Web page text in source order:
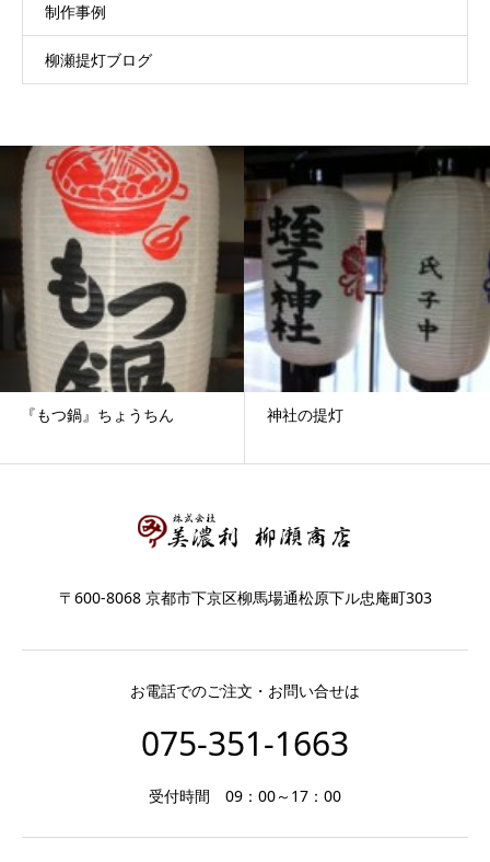
制作事例
柳瀬提灯ブログ
『もつ鍋』ちょうちん 神社の提灯
〒600-8068 京都市下京区柳馬場通松原下ル忠庵町303
お電話でのご注文・お問い合せは
075-351-1663
受付時間 09：00～17：00